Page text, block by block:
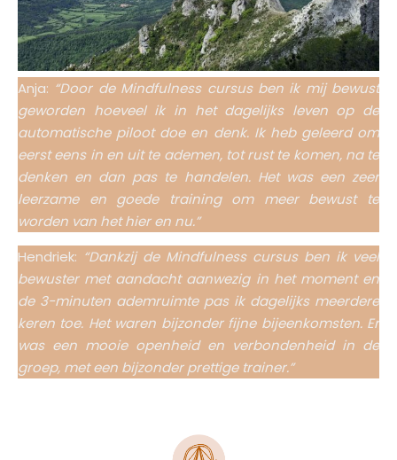
Anja: “Door de Mindfulness cursus ben ik mij bewust
geworden hoeveel ik in het dagelijks leven op de
automatische piloot doe en denk. Ik heb geleerd om
eerst eens in en uit te ademen, tot rust te komen, na te
denken en dan pas te handelen. Het was een zeer
leerzame en goede training om meer bewust te
worden van het hier en nu.”
Hendriek: “Dankzij de Mindfulness cursus ben ik veel
bewuster met aandacht aanwezig in het moment en
de 3-minuten ademruimte pas ik dagelijks meerdere
keren toe. Het waren bijzonder fijne bijeenkomsten. Er
was een mooie openheid en verbondenheid in de
groep, met een bijzonder prettige trainer.”